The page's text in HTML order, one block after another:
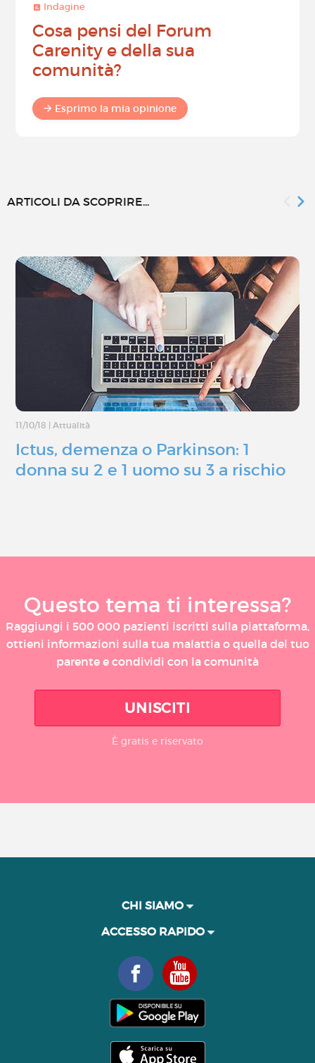
Indagine
Cosa pensi del Forum
Carenity e della sua
comunità?
Esprimo la mia opinione
ARTICOLI DA SCOPRIRE...
11/10/18 Attualità
Ictus, demenza o Parkinson: 1
donna su 2 e 1 uomo su 3 a rischio
Questo tema ti interessa?
Raggiungi i 500 000 pazienti iscritti sulla piattaforma,
ottieni informazioni sulla tua malattia o quella del tuo
parente e condividi con la comunità
UNISCITI
È gratis e riservato
CHI SIAMO
ACCESSO RAPIDO